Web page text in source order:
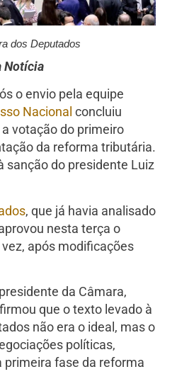
dos Deputados
Notícia
o envio pela equipe
Nacional concluiu
votação do primeiro
da reforma tributária.
sanção do presidente Luiz
, que já havia analisado
nesta terça o
após modificações
da Câmara,
que o texto levado à
não era o ideal, mas o
políticas,
primeira fase da reforma